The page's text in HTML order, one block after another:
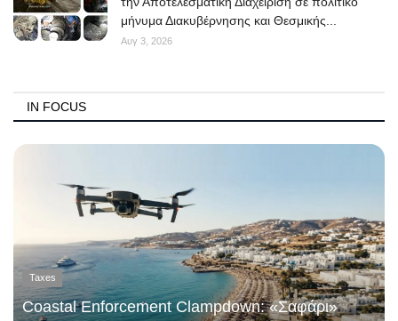
μήνυμα Διακυβέρνησης και Θεσμικής...
Αυγ 3, 2026
IN FOCUS
Taxes
Coastal Enforcement Clampdown: «Σαφάρι»